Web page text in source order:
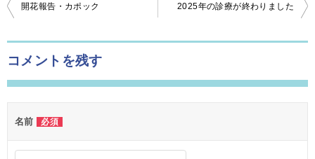
投
ナ
ビ
ー
シ
開花報告・カポック 2025年の診療が終わりました
コメントを残す
名前 必須